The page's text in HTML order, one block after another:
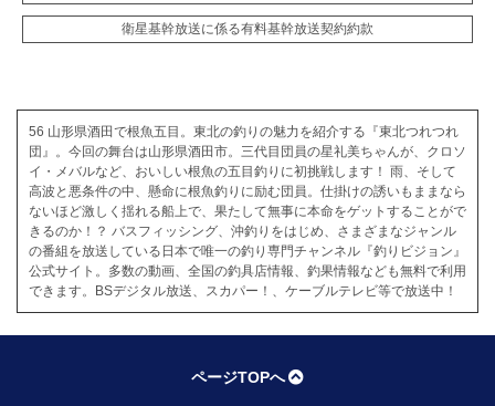
衛星基幹放送に係る有料基幹放送契約約款
56 山形県酒田で根魚五目。東北の釣りの魅力を紹介する『東北つれつれ
団』。今回の舞台は山形県酒田市。三代目団員の星礼美ちゃんが、クロソ
イ・メバルなど、おいしい根魚の五目釣りに初挑戦します！ 雨、そして
高波と悪条件の中、懸命に根魚釣りに励む団員。仕掛けの誘いもままなら
ないほど激しく揺れる船上で、果たして無事に本命をゲットすることがで
きるのか！？ バスフィッシング、沖釣りをはじめ、さまざまなジャンル
の番組を放送している日本で唯一の釣り専門チャンネル『釣りビジョン』
公式サイト。多数の動画、全国の釣具店情報、釣果情報なども無料で利用
できます。BSデジタル放送、スカパー！、ケーブルテレビ等で放送中！
ページTOPへ